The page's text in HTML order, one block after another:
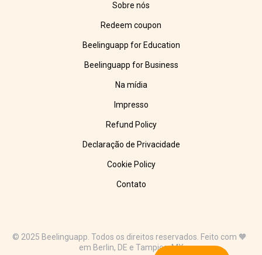
Sobre nós
Redeem coupon
Beelinguapp for Education
Beelinguapp for Business
Na mídia
Impresso
Refund Policy
Declaração de Privacidade
Cookie Policy
Contato
© 2025 Beelinguapp. Todos os direitos reservados. Feito com 🧡
em Berlin, DE e Tampico, MX